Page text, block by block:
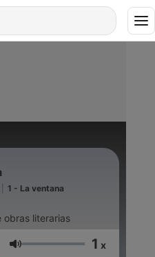
1 - La ventana
obras literarias
Volumen 1 x